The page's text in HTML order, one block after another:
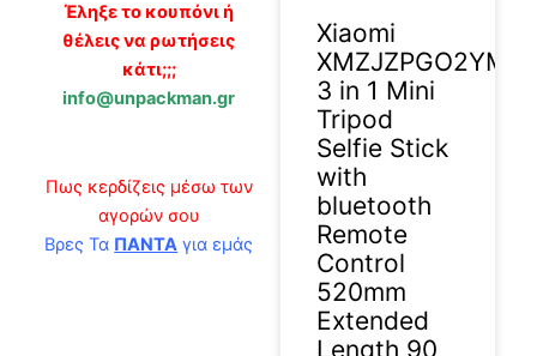
Έληξε το κουπόνι ή
θέλεις να ρωτήσεις
κάτι;;;
info@unpackman.gr
Πως κερδίζεις μέσω των
αγορών σου
Βρες Τα ΠΑΝΤΑ για εμάς
Xiaomi
XMZJZPGO2YM
3 in 1 Mini
Tripod
Selfie Stick
with
bluetooth
Remote
Control
520mm
Extended
Length 90